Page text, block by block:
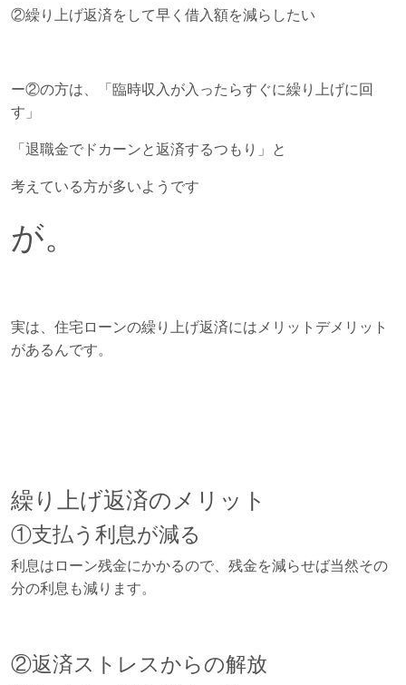
②繰り上げ返済をして早く借入額を減らしたい
ー②の方は、「臨時収入が入ったらすぐに繰り上げに回
す」
「退職金でドカーンと返済するつもり」と
考えている方が多いようです
が。
実は、住宅ローンの繰り上げ返済にはメリットデメリット
があるんです。
繰り上げ返済のメリット
①支払う利息が減る
利息はローン残金にかかるので、残金を減らせば当然その
分の利息も減ります。
②返済ストレスからの解放